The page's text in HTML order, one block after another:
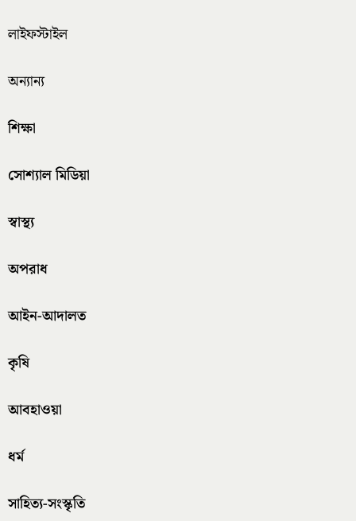
লাইফস্টাইল
অন্যান্য
শিক্ষা
সোশ্যাল মিডিয়া
স্বাস্থ্য
অপরাধ
আইন-আদালত
কৃষি
আবহাওয়া
ধর্ম
সাহিত্য-সংস্কৃতি